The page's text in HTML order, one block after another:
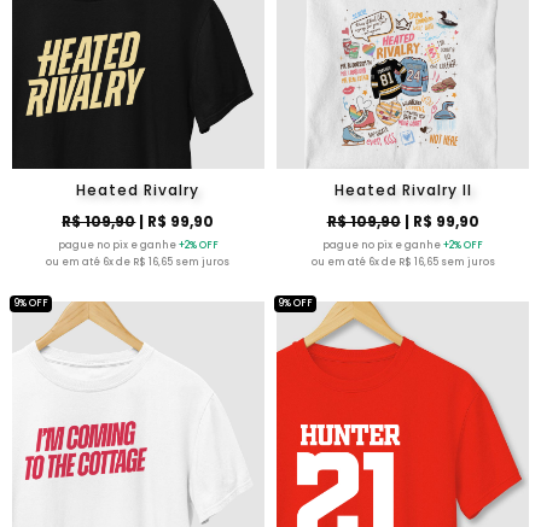
Heated Rivalry
R$ 109,90| R$ 99,90
pague no pix e ganhe+2% OFF
ou em até 6x de R$ 16,65 sem juros
Heated Rivalry II
R$ 109,90| R$ 99,90
pague no pix e ganhe+2% OFF
ou em até 6x de R$ 16,65 sem juros
9% OFF 9% OFF